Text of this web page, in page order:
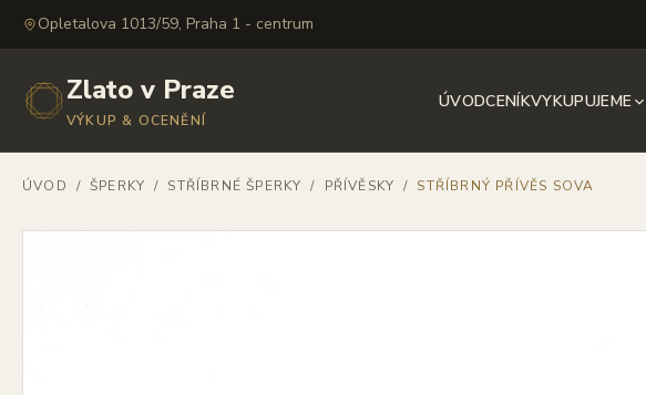
Opletalova 1013/59, Praha 1 - centrum
Zlato v Praze
VÝKUP & OCENĚNÍ
ÚVODCENÍKVYKUPUJEME
ÚVOD / ŠPERKY / STŘÍBRNÉ ŠPERKY / PŘÍVĚSKY / STŘÍBRNÝ PŘÍVĚS SOVA